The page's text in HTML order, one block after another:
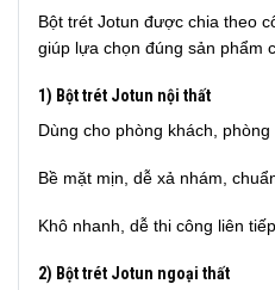
Bột trét Jotun được chia theo
giúp lựa chọn đúng sản phẩm
1) Bột trét Jotun nội thất
Dùng cho phòng khách, phòng
Bề mặt mịn, dễ xả nhám,
Khô nhanh, dễ thi công liên
2) Bột trét Jotun ngoại thất